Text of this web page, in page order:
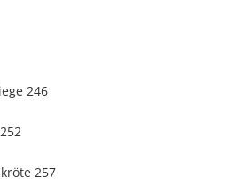
246
257